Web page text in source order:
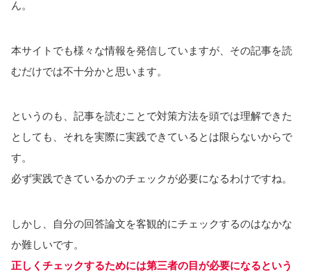
ん。
本サイトでも様々な情報を発信していますが、その記事を読
むだけでは不十分かと思います。
というのも、記事を読むことで対策方法を頭では理解できた
としても、それを実際に実践できているとは限らないからで
す。
必ず実践できているかのチェックが必要になるわけですね。
しかし、自分の回答論文を客観的にチェックするのはなかな
か難しいです。
正しくチェックするためには第三者の目が必要になるという